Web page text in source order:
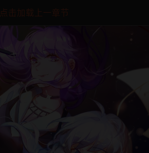
点击加载上一章节